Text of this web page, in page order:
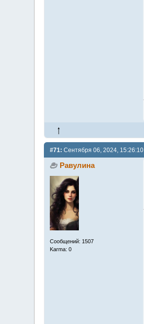
#71: Сентября 06, 2024, 15:26:10
Равулина
Сообщений: 1507
Karma: 0